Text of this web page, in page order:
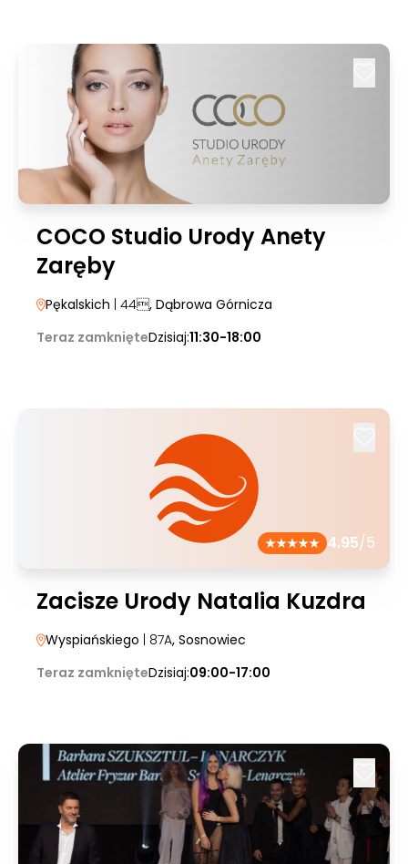
COCO Studio Urody Anety
Zaręby
Pękalskich | 44, Dąbrowa Górnicza
Teraz zamknięteDzisiaj:11:30-18:00
4.95/5
Zacisze Urody Natalia Kuzdra
Wyspiańskiego | 87A, Sosnowiec
Teraz zamknięteDzisiaj:09:00-17:00